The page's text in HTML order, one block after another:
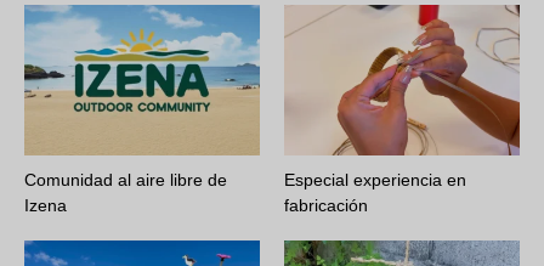
Comunidad al aire libre de
Izena
Especial experiencia en
fabricación